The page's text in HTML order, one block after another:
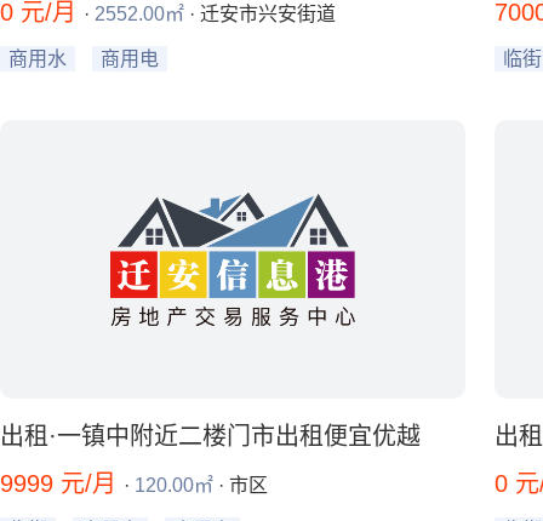
0 元/月
· 2552.00㎡ · 迁安市兴安街道
商用水 商用电 临街
出租·一镇中附近二楼门市出租便宜优越
9999 元/月
· 120.00㎡ · 市区
出
0